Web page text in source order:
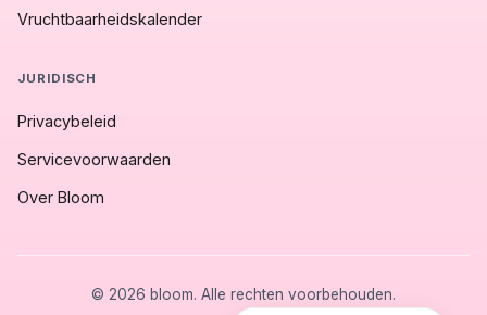
Vruchtbaarheidskalender
JURIDISCH
Privacybeleid
Servicevoorwaarden
Over Bloom
© 2026 bloom. Alle rechten voorbehouden.